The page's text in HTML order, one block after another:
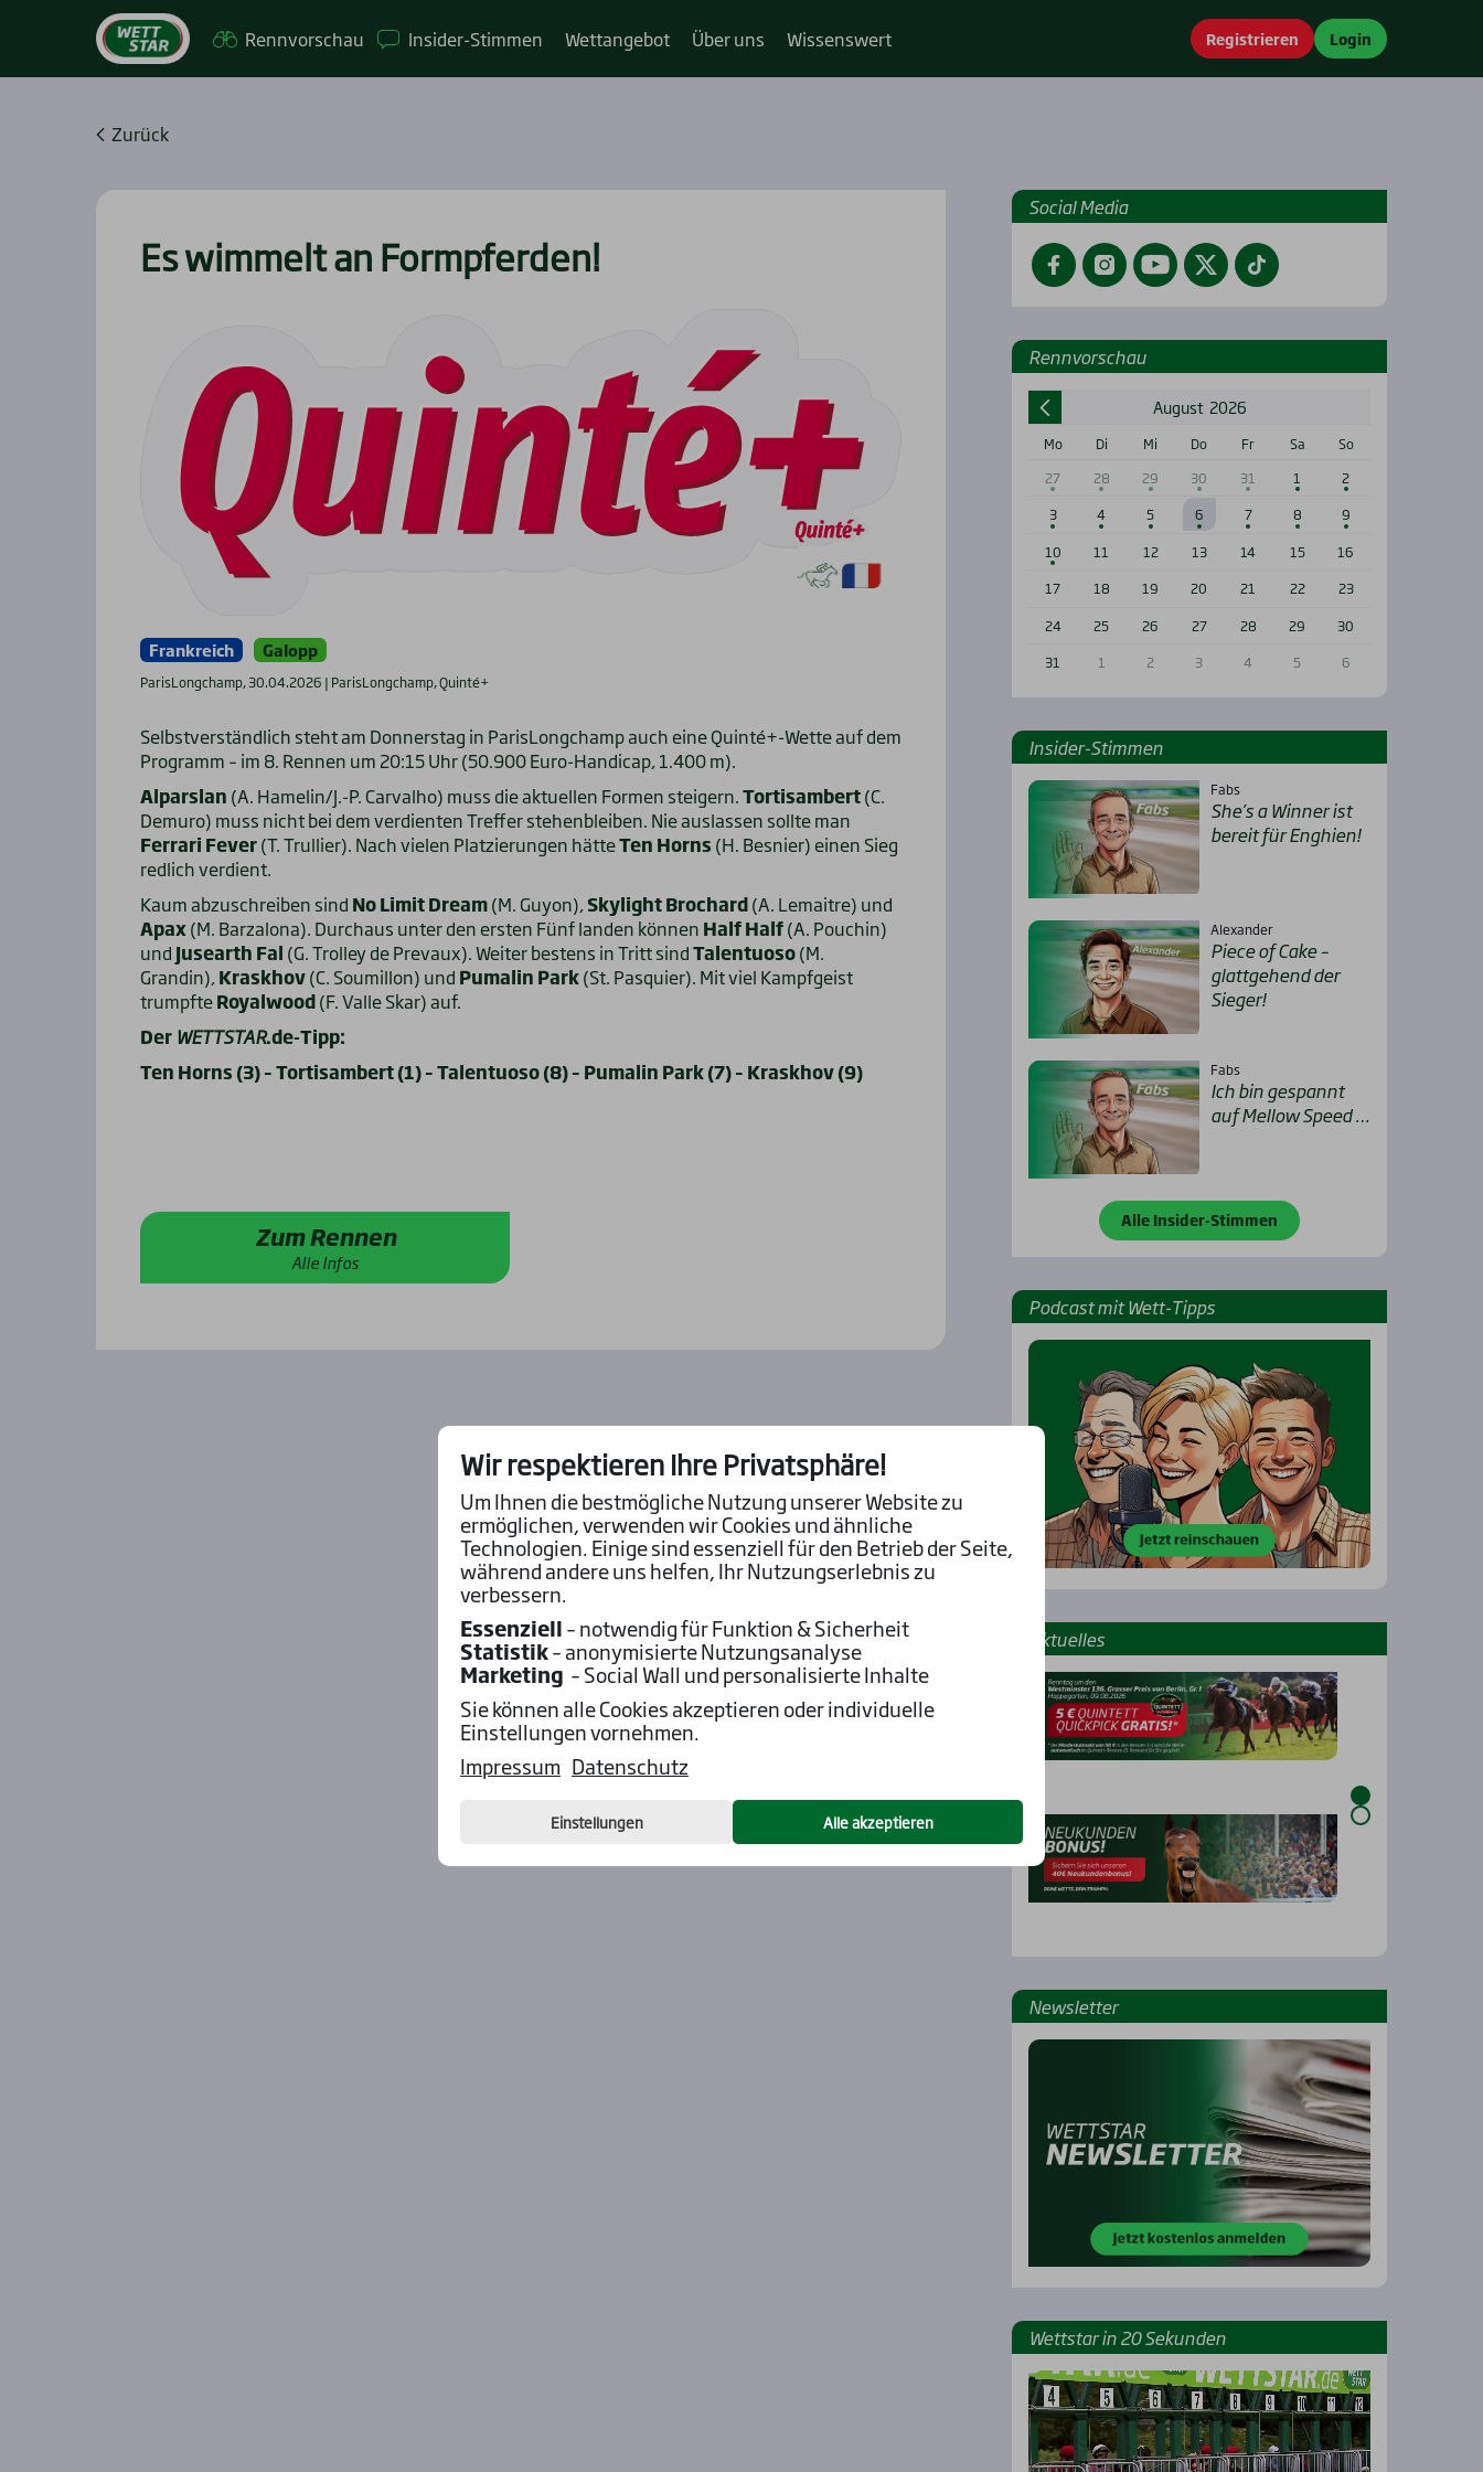
Renn­vor­schau Insi­­der-Stim­­men Wett­an­ge­bot Über uns Wis­sens­wert Registrieren Login
Zurück
Es wim­melt an Form­pfer­den!
Frankreich Galopp
ParisLongchamp, 30.04.2026 | ParisLongchamp, Quinté+
Selbstverständlich steht am Donnerstag in ParisLongchamp auch eine Quinté+-Wette auf dem
Programm – im 8. Rennen um 20:15 Uhr (50.900 Euro-Handicap, 1.400 m).
Alparslan (A. Hamelin/J.-P. Carvalho) muss die aktuellen Formen steigern.Tortisambert(C.
Demuro) muss nicht bei dem verdienten Treffer stehenbleiben. Nie auslassen sollte man
Ferrari Fever(T. Trullier). Nach vielen Platzierungen hätteTen Horns (H. Besnier) einen Sieg
redlich verdient.
Kaum abzuschreiben sind No Limit Dream(M. Guyon),Skylight Brochard(A. Lemaitre) und
Apax(M. Barzalona). Durchaus unter den ersten Fünf landen können Half Half(A. Pouchin)
und Jusearth Fal (G. Trolley de Prevaux). Weiter bestens in Tritt sindTalentuoso(M.
Grandin),Kraskhov(C. Soumillon) und Pumalin Park(St. Pasquier). Mit viel Kampfgeist
trumpfteRoyalwood(F. Valle Skar) auf.
Der WETTSTAR.de-Tipp:
Ten Horns (3) – Tortisambert (1) – Talentuoso (8) – Pumalin Park (7) – Kraskhov (9)
Zum Rennen
Alle Infos
Social Media
FacebookInstagramYouTubeTwitterTikTok
Renn­vor­schau
August 2026
Mo Di Mi Do Fr Sa
So
27
28 29 30 31 1
2
3
4 5 6 7 8
9
10
11 12 13 14 15
16
17
18 19 20 21 22
23
24
25 26 27 28 29
30
31
1 2 3 4 5 6
Insi­der-Stim­men
Fabs
She’s a Win­ner ist
bereit für Eng­hien!
Alexander
Pie­ce of Cake –
glatt­ge­hend der
Sie­ger!
Fabs
Ich bin gespannt
auf Mel­low Speed …
Alle Insider-Stimmen
Pod­cast mit Wett-Tipps
Aktu­el­les
News­let­ter
Wett­star in 20 Sekun­den
Wir respektieren Ihre Privatsphäre!
Um Ihnen die bestmögliche Nutzung unserer Website zu
ermöglichen, verwenden wir Cookies und ähnliche
Technologien. Einige sind essenziell für den Betrieb der Seite,
während andere uns helfen, Ihr Nutzungserlebnis zu
verbessern.
Essenziell– notwendig für Funktion & Sicherheit
Statistik– anonymisierte Nutzungsanalyse
Marketing – Social Wall und personalisierte Inhalte
Sie können alle Cookies akzeptieren oder individuelle
Einstellungen vornehmen.
Impressum Datenschutz
Einstellungen Alle akzeptieren